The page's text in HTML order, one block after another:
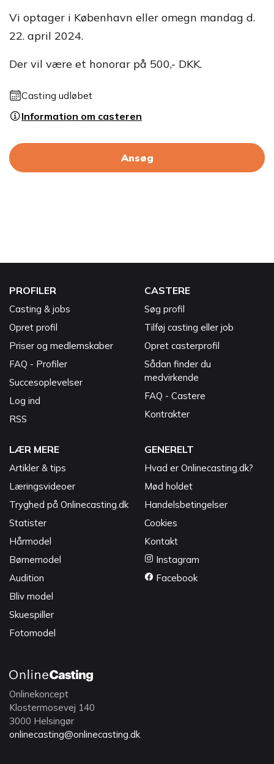
Vi optager i København eller omegn mandag d.
22. april 2024.
Der vil være et honorar på 500,- DKK.
Casting udløbet
Information om casteren
Ansøg
PROFILER
Casting & jobs
Opret profil
Priser og medlemskaber
FAQ - Profiler
Succesoplevelser
Log ind
RSS
CASTERE
Søg profil
Tilføj casting eller job
Opret casterprofil
Sådan finder du
medvirkende
FAQ - Castere
Kontrakter
LÆR MERE
Artikler & tips
Læringsvideoer
Tryghed på Onlinecasting.dk
Statister
Hårmodel
Børnemodel
Audition
Bliv model
Skuespiller
Fotomodel
GENERELT
Hvad er Onlinecasting.dk?
Mød holdet
Handelsbetingelser
Cookies
Kontakt
Instagram
Facebook
Onlinekoncept
Klostermosevej 140
3000 Helsingør
onlinecasting@onlinecasting.dk